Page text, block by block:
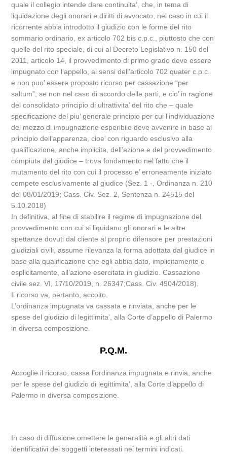
quale il collegio intende dare continuita’, che, in tema di
liquidazione degli onorari e diritti di avvocato, nel caso in cui il
ricorrente abbia introdotto il giudizio con le forme del rito
sommario ordinario, ex articolo 702 bis c.p.c., piuttosto che con
quelle del rito speciale, di cui al Decreto Legislativo n. 150 del
2011, articolo 14, il provvedimento di primo grado deve essere
impugnato con l’appello, ai sensi dell’articolo 702 quater c.p.c.
e non puo’ essere proposto ricorso per cassazione “per
saltum”, se non nel caso di accordo delle parti, e cio’ in ragione
del consolidato principio di ultrattivita’ del rito che – quale
specificazione del piu’ generale principio per cui l’individuazione
del mezzo di impugnazione esperibile deve avvenire in base al
principio dell’apparenza, cioe’ con riguardo esclusivo alla
qualificazione, anche implicita, dell’azione e del provvedimento
compiuta dal giudice – trova fondamento nel fatto che il
mutamento del rito con cui il processo e’ erroneamente iniziato
compete esclusivamente al giudice (Sez. 1 -, Ordinanza n. 210
del 08/01/2019; Cass. Civ. Sez. 2, Sentenza n. 24515 del
5.10.2018)
In definitiva, al fine di stabilire il regime di impugnazione del
provvedimento con cui si liquidano gli onorari e le altre
spettanze dovuti dal cliente al proprio difensore per prestazioni
giudiziali civili, assume rilevanza la forma adottata dal giudice in
base alla qualificazione che egli abbia dato, implicitamente o
esplicitamente, all’azione esercitata in giudizio. Cassazione
civile sez. VI, 17/10/2019, n. 26347;Cass. Civ. 4904/2018).
Il ricorso va, pertanto, accolto.
L’ordinanza impugnata va cassata e rinviata, anche per le
spese del giudizio di legittimita’, alla Corte d’appello di Palermo
in diversa composizione.
P.Q.M.
Accoglie il ricorso, cassa l’ordinanza impugnata e rinvia, anche
per le spese del giudizio di legittimita’, alla Corte d’appello di
Palermo in diversa composizione.
In caso di diffusione omettere le generalità e gli altri dati
identificativi dei soggetti interessati nei termini indicati.